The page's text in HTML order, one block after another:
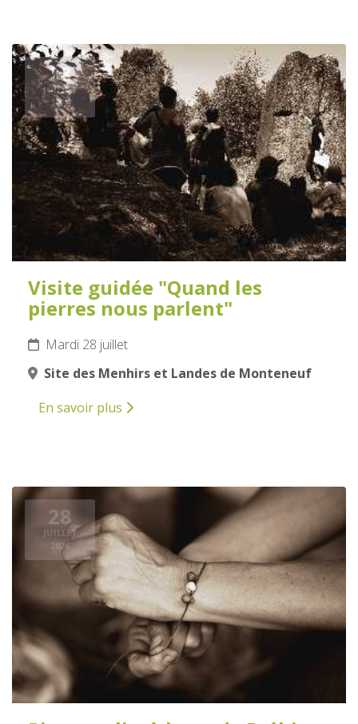
28
JUILLET
2026
Visite guidée "Quand les
pierres nous parlent"
Mardi 28 juillet
Site des Menhirs et Landes de Monteneuf
En savoir plus
28
JUILLET
2026